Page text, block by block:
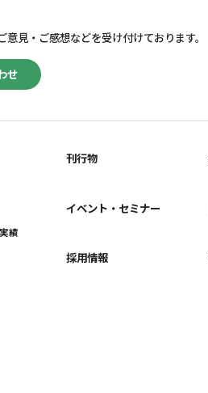
せ
意見・ご感想などを受け付けております。
績
刊行物
イベント・セミナー
採用情報